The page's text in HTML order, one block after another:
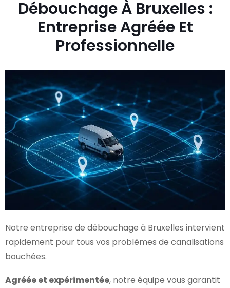
Débouchage À Bruxelles :
Entreprise Agréée Et
Professionnelle
Notre entreprise de débouchage à Bruxelles intervient
rapidement pour tous vos problèmes de canalisations
bouchées.
Agréée et expérimentée, notre équipe vous garantit